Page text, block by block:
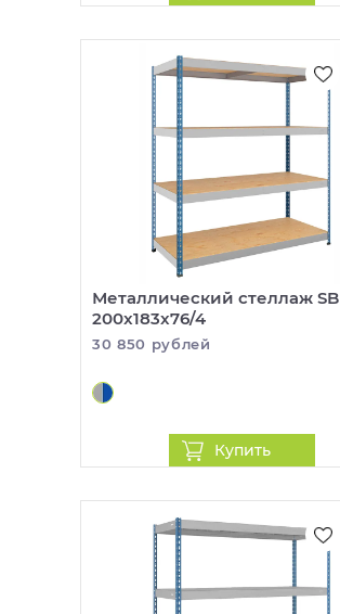
Металлический стеллаж SB
200x183x76/4
30 850 рублей
Купить